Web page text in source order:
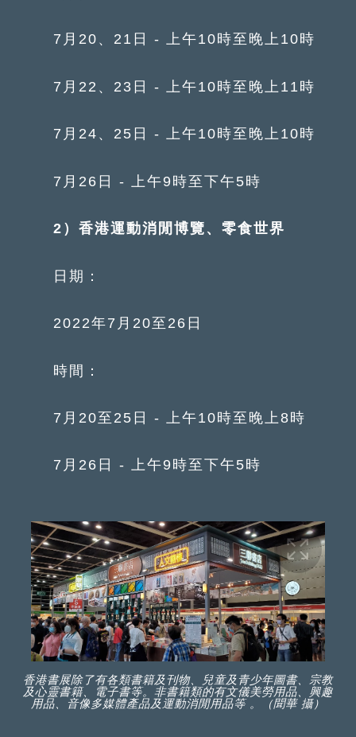
7月20、21日 - 上午10時至晚上10時
7月22、23日 - 上午10時至晚上11時
7月24、25日 - 上午10時至晚上10時
7月26日 - 上午9時至下午5時
2）香港運動消閒博覽、零食世界
日期：
2022年7月20至26日
時間：
7月20至25日 - 上午10時至晚上8時
7月26日 - 上午9時至下午5時
香港書展除了有各類書籍及刊物、兒童及青少年圖書、宗教
及心靈書籍、電子書等。非書籍類的有文儀美勞用品、興趣
用品、音像多媒體產品及運動消閒用品等 。（聞華 攝）